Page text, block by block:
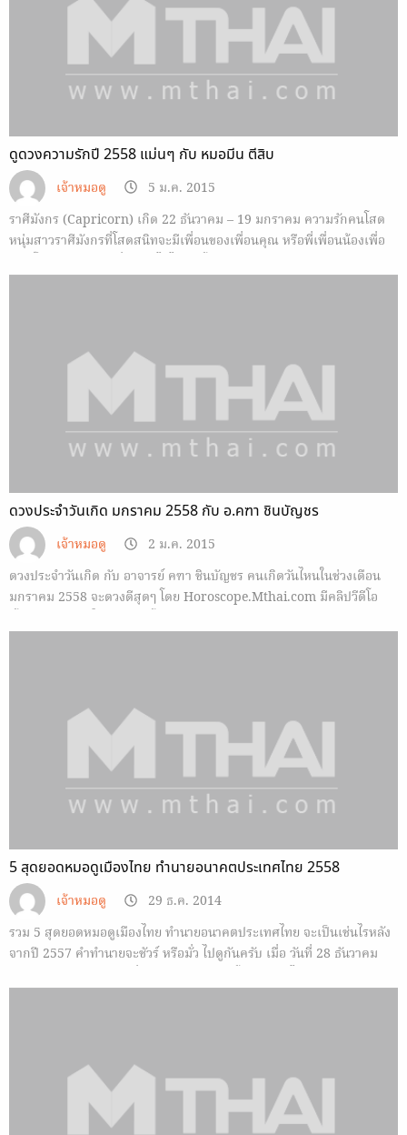
ดูดวงความรักปี 2558 แม่นๆ กับ หมอมีน ตีสิบ
เจ้าหมอดู
5 ม.ค. 2015
ราศีมังกร (Capricorn) เกิด 22 ธันวาคม – 19 มกราคม ความรักคนโสด
หนุ่มสาวราศีมังกรที่โสดสนิทจะมีเพื่อนของเพื่อนคุณ หรือพี่เพื่อนน้องเพื่อ
ดวงประจำวันเกิด มกราคม 2558 กับ อ.คฑา ชินบัญชร
เจ้าหมอดู
2 ม.ค. 2015
ดวงประจำวันเกิด กับ อาจารย์ คฑา ชินบัญชร คนเกิดวันไหนในช่วงเดือน
มกราคม 2558 จะดวงดีสุดๆ โดย Horoscope.Mthai.com มีคลิปวีดีโอ
5 สุดยอดหมอดูเมืองไทย ทำนายอนาคตประเทศไทย 2558
เจ้าหมอดู
29 ธ.ค. 2014
รวม 5 สุดยอดหมอดูเมืองไทย ทำนายอนาคตประเทศไทย จะเป็นเช่นไรหลัง
จากปี 2557 คำทำนายจะชัวร์ หรือมั่ว ไปดูกันครับ เมื่อ วันที่ 28 ธันวาคม